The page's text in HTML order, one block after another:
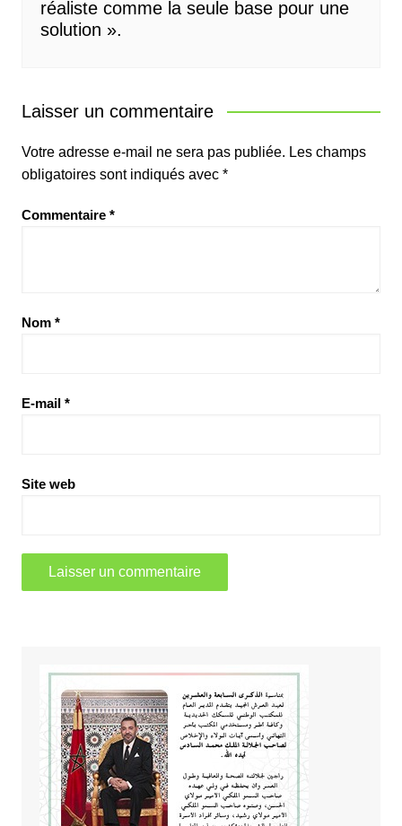
réaliste comme la seule base pour une
solution ».
Laisser un commentaire
Votre adresse e-mail ne sera pas publiée. Les champs
obligatoires sont indiqués avec *
Commentaire *
Nom *
E-mail *
Site web